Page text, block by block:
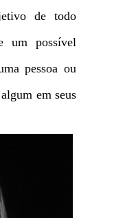
de todo
um possível
pessoa ou
em seus